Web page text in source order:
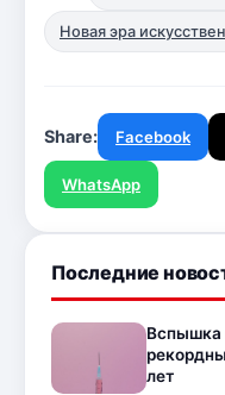
Новая эра
Share: Facebook
WhatsApp
Последние
Вспышка
лет